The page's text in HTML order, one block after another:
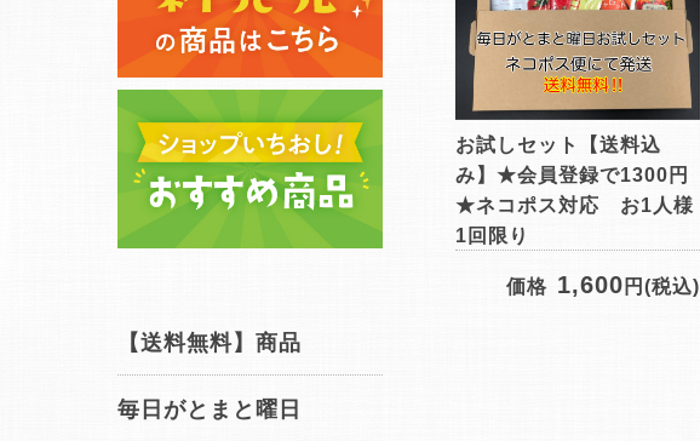
【送料無料】商品
毎日がとまと曜日
お試しセット【送料込
み】★会員登録で1300円
★ネコポス対応 お1人様
1回限り
価格 1,600 円(税込)